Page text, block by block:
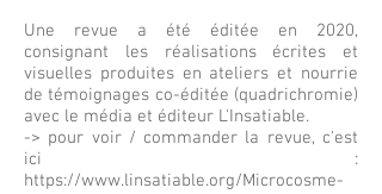
Une revue a été éditée en 2020,
consignant les réalisations écrites et
visuelles produites en ateliers et nourrie
de témoignages co-éditée (quadrichromie)
avec le média et éditeur L'Insatiable.
-> pour voir / commander la revue, c'est
ici :
https://www.linsatiable.org/Microcosme-